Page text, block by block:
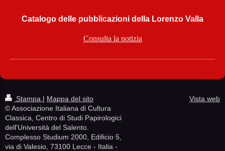
Catalogo delle pubblicazioni della Lorenzo Valla
Consulta la notizia
Stampa | Mappa del sito
© Associazione Italiana di Cultura
Classica, Centro di Studi Papirologici
dell'Università del Salento.
Complesso Studium 2000, Edificio 5,
via di Valesio, 73100 Lecce - Italia -
Vista web